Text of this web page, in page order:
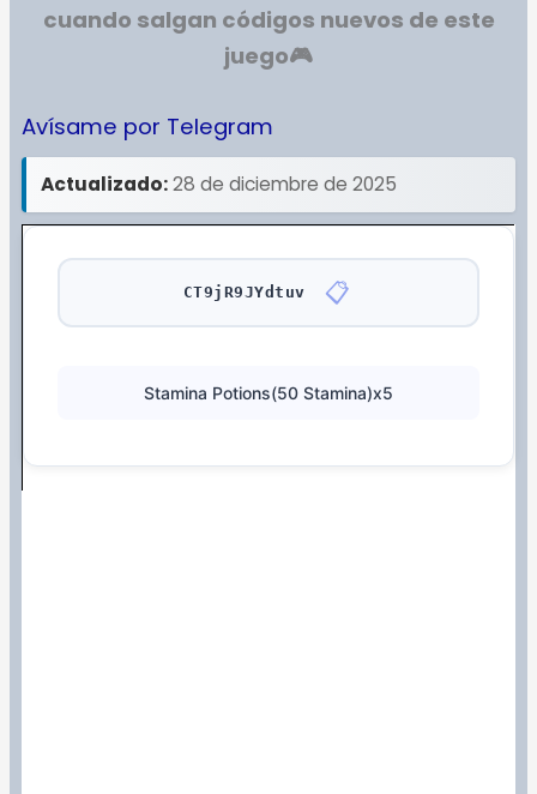
cuando salgan códigos nuevos de este
juego🎮
Avísame por Telegram
Actualizado:28 de diciembre de 2025
CT9jR9JYdtuv 📋
Stamina Potions(50 Stamina)x5